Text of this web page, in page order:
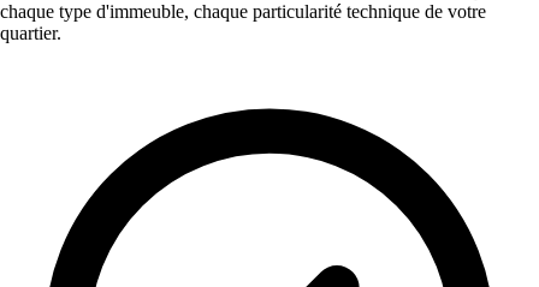
chaque type d'immeuble, chaque particularité technique de votre
quartier.